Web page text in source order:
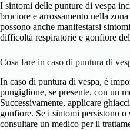
I sintomi delle punture di vespa
bruciore e arrossamento nella
possono anche manifestarsi
difficoltà respiratorie e gonfiore
Cosa fare in caso di puntura di
In caso di puntura di vespa, è
pungiglione, se presente, con un
Successivamente, applicare
gonfiore. Se i sintomi persistono
consultare un medico per il